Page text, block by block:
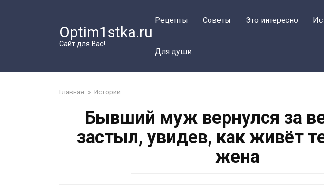
Optim1stka.ru
Сайт для Вас!
Рецепты Советы Это интересно
Для души
Главная » Истории
Бывший муж вернулся за
застыл, увидев, как живёт
жена